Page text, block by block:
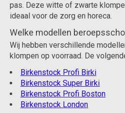
pas. Deze witte of zwarte
ideaal voor de zorg en horeca.
Welke modellen
Wij hebben verschillende
klompen op voorraad. De
Birkenstock Profi Birki
Birkenstock Super Birki
Birkenstock Profi Boston
Birkenstock London